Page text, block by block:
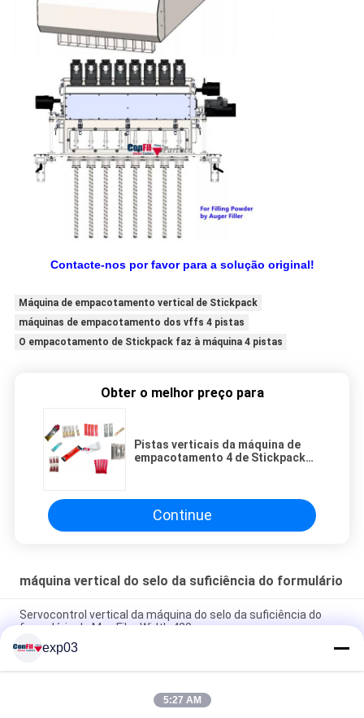
Contacte-nos por favor para a solução original!
Máquina de empacotamento vertical de Stickpack
máquinas de empacotamento dos vffs 4 pistas
O empacotamento de Stickpack faz à máquina 4 pistas
Obter o melhor preço para
Pistas verticais da máquina de
empacotamento 4 de Stickpack
Continue
máquina vertical do selo da suficiência do formulário
Servocontrol vertical da máquina do selo da suficiência do
formulário de Max Film Width 420mm
de 400mm
Máquina de aço inoxidável 520mm do selo da suficiência do
exp03
5:27 AM